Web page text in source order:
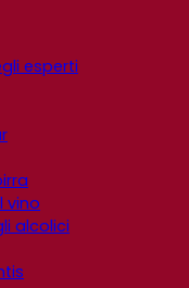
esperti
vino
alcolici